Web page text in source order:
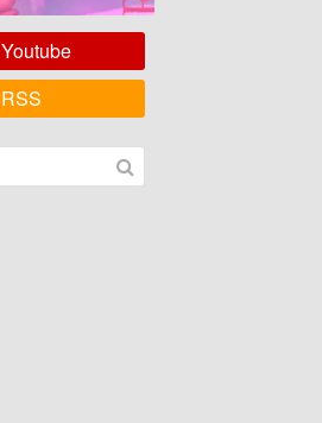
Youtube
RSS